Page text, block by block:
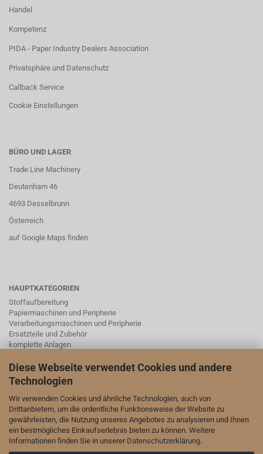
Diese Webseite verwendet Cookies und andere
Technologien
Wir verwenden Cookies und ähnliche Technologien, auch von
Drittanbietern, um die ordentliche Funktionsweise der Website zu
gewährleisten, die Nutzung unseres Angebotes zu analysieren und Ihnen
ein bestmögliches Einkaufserlebnis bieten zu können. Weitere
Informationen finden Sie in unserer Datenschutzerklärung.
Handel
Kompetenz
PIDA - Paper Industry Dealers Association
Privatsphäre und Datenschutz
Callback Service
Cookie Einstellungen
BÜRO UND LAGER
Trade Line Machinery
Deutenham 46
4693 Desselbrunn
Österreich
auf Google Maps finden
HAUPTKATEGORIEN
Stoffaufbereitung
Papiermaschinen und Peripherie
Verarbeitungsmaschinen und Peripherie
Ersatzteile und Zubehör
komplette Anlagen
SOCIAL MEDA
Wir sind auch auf LinkedIn und YouTube vertreten:
unsere Seite auf LinkedIn